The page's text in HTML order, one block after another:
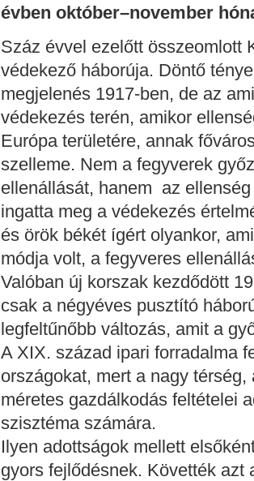
évben október–november
Száz évvel ezelőtt összeomlott
védekező háborúja. Döntő
megjelenés 1917-ben, de az
védekezés terén, amikor
Európa területére, annak
szelleme. Nem a fegyverek
ellenállását, hanem az
ingatta meg a védekezés
és örök békét ígért olyankor,
módja volt, a fegyveres
Valóban új korszak kezdődött
csak a négyéves pusztító
legfeltűnőbb változás, amit a
A XIX. század ipari forradalma
országokat, mert a nagy
méretes gazdálkodás feltételei
szisztéma számára.
Ilyen adottságok mellett
gyors fejlődésnek. Követték azt